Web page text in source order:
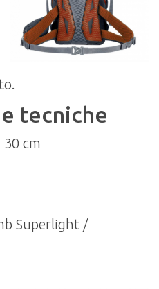
tecniche
cm
Superlight /